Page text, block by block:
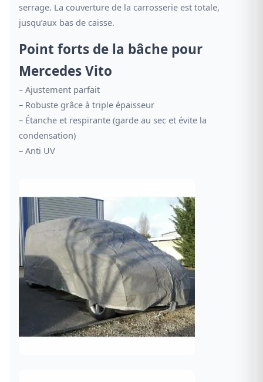
serrage. La couverture de la carrosserie est totale,
jusqu’aux bas de caisse.
Point forts de la bâche pour
Mercedes Vito
– Ajustement parfait
– Robuste grâce à triple épaisseur
– Étanche et respirante (garde au sec et évite la
condensation)
– Anti UV